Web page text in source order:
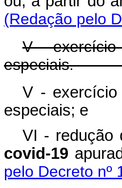
(Redação pelo
V - exercício
especiais.
V - exercício
especiais; e
VI - redução
covid-19
pelo Decreto nº